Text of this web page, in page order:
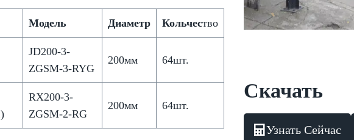
Модель Диаметр Кольчество
JD200-3-
ZGSM-3-RYG
200мм 64шт.
RX200-3-
ZGSM-2-RG
200мм 64шт.
Скачать
Узнать Сейчас